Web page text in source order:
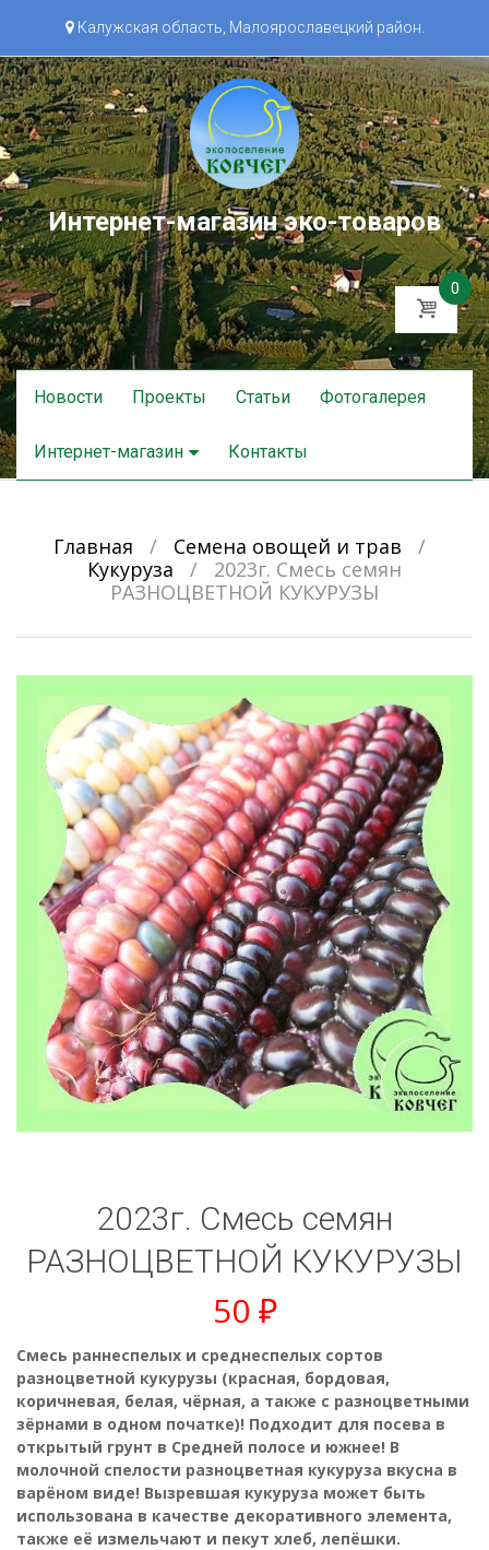
Калужская область, Малоярославецкий район.
Интернет-магазин эко-товаров
0
Skip
to
Новости Проекты Статьи Фотогалерея
Интернет-магазин Контакты
Главная / Семена овощей и трав
/
Кукуруза
/
2023г. Смесь семян
РАЗНОЦВЕТНОЙ КУКУРУЗЫ
2023г. Смесь семян
РАЗНОЦВЕТНОЙ КУКУРУЗЫ
50 ₽
Смесь раннеспелых и среднеспелых сортов
разноцветной кукурузы (красная, бордовая,
коричневая, белая, чёрная, а также с разноцветными
зёрнами в одном початке)! Подходит для посева в
открытый грунт в Средней полосе и южнее! В
молочной спелости разноцветная кукуруза вкусна в
варёном виде! Вызревшая кукуруза может быть
использована в качестве декоративного элемента,
также её измельчают и пекут хлеб, лепёшки.